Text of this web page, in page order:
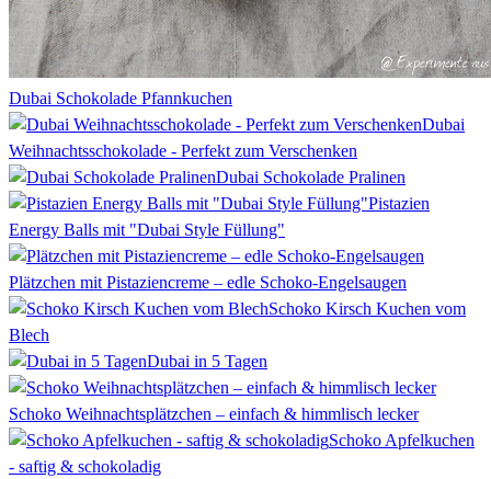
Dubai Schokolade Pfannkuchen
Dubai
Weihnachtsschokolade - Perfekt zum Verschenken
Dubai Schokolade Pralinen
Pistazien
Energy Balls mit "Dubai Style Füllung"
Plätzchen mit Pistaziencreme – edle Schoko-Engelsaugen
Schoko Kirsch Kuchen vom
Blech
Dubai in 5 Tagen
Schoko Weihnachtsplätzchen – einfach & himmlisch lecker
Schoko Apfelkuchen
- saftig & schokoladig